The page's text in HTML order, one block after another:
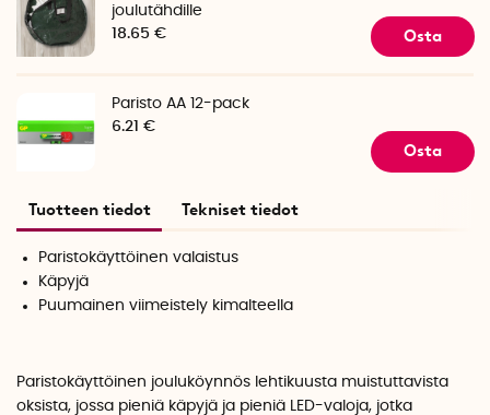
joulutähdille
18.65 €
Osta
Paristo AA 12-pack
6.21 €
Osta
Tuotteen tiedot Tekniset tiedot
Paristokäyttöinen valaistus
Käpyjä
Puumainen viimeistely kimalteella
Paristokäyttöinen jouluköynnös lehtikuusta muistuttavista
oksista, jossa pieniä käpyjä ja pieniä LED-valoja, jotka